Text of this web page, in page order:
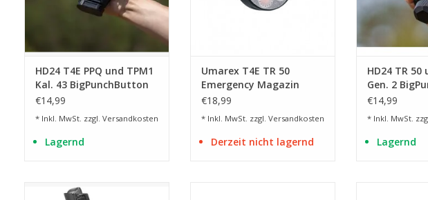
HD24 T4E PPQ und TPM1
Kal. 43 BigPunchButton
€14,99
* Inkl. MwSt. zzgl. Versandkosten
Lagernd
Umarex T4E TR 50
Emergency Magazin
€18,99
* Inkl. MwSt. zzgl. Versandkosten
Derzeit nicht lagernd
HD24 TR 50
Gen. 2
€14,99
* Inkl. MwSt.
Lagernd
für 7 Schuss Kal. 50 Munition